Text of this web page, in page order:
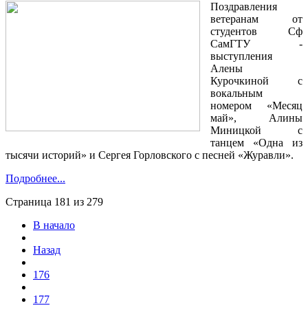
Поздравления
ветеранам от
студентов Сф
СамГТУ -
выступления
Алены
Курочкиной с
вокальным
номером «Месяц
май», Алины
Миницкой с
танцем «Одна из
тысячи историй» и Сергея Горловского с песней «Журавли».
Подробнее...
Страница 181 из 279
В начало
Назад
176
177